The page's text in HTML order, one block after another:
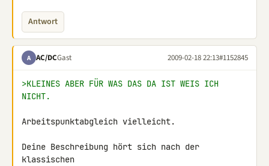
Antwort
A AC/DCGast 2009-02-18 22:13#1152845
>KLEINES ABER FÜR WAS DAS DA IST WEIS ICH
NICHT.
Arbeitspunktabgleich vielleicht.
Deine Beschreibung hört sich nach der
klassischen